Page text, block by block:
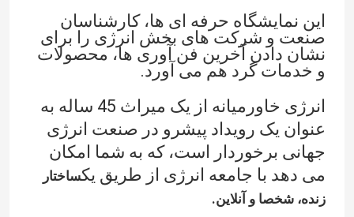
این نمایشگاه حرفه ای ها، کارشناسان
صنعت و شرکت های بخش انرژی را برای
نشان دادن آخرین فن آوری ها، محصولات
و خدمات گرد هم می آورد.
انرژی خاورمیانه از یک میراث 45 ساله به
عنوان یک رویداد پیشرو در صنعت انرژی
جهانی برخوردار است، که به شما امکان
می دهد با جامعه انرژی از طریق یکساختار
زنده، شخصا و آنلاین.